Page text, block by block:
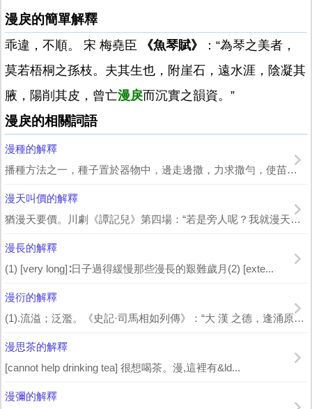
漫戾的簡單解釋
乖違，不順。 宋 梅堯臣 《魚琴賦》
：“為琴之美者，
莫若梧桐之孫枝。夫其生也，附崖石，遠水涯，陰凝其
腋，陽削其皮，曾亡漫戾而沉實之韻資。”
漫戾的相關詞語
漫種的解釋
播種方法之一，種子置於器物中，邊走邊撒，力求撒勻，使苗出稀稠適當。 北魏 賈思...
漫天叫價的解釋
猶漫天要價。川劇《譚記兒》第四場：“若是旁人呢？我就漫天叫價；是大人嗎，就不用你...
漫長的解釋
(1) [very long]∶日子過得緩慢那些漫長的艱難歲月(2) [exte...
漫衍的解釋
(1).流溢；泛濫。《史記·司馬相如列傳》：“大 漢 之德，逢涌原泉，沕潏漫衍...
漫思茶的解釋
[cannot help drinking tea] 很想喝茶。漫,這裡有&ld...
漫彌的解釋